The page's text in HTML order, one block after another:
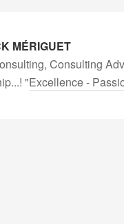
MÉRIGUET
Consulting
"Excellence -